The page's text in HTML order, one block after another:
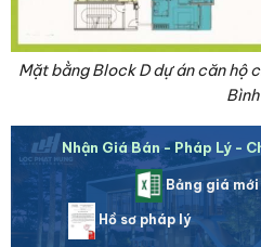
Mặt bằng Block D dự án căn hộ
Bình
Nhận Giá Bán - Pháp Lý -
Bảng giá
Hồ sơ pháp lý